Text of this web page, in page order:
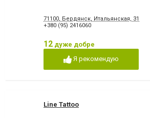
71100, Бердянск, Итальянская, 31
+380 (95) 2416060
12 дуже добре
Я рекомендую
Line Tattoo